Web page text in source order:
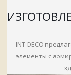
INT-DECO
элементы с